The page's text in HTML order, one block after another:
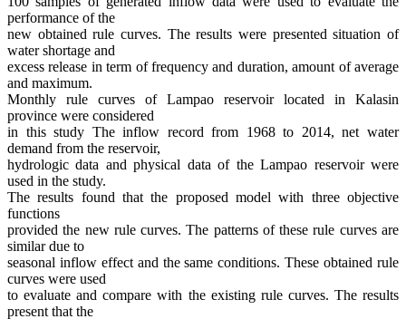
performance of the
new obtained rule curves. The results were presented situation of
water shortage and
excess release in term of frequency and duration, amount of average
and maximum.
Monthly rule curves of Lampao reservoir located in Kalasin
province were considered
in this study The inflow record from 1968 to 2014, net water
demand from the reservoir,
hydrologic data and physical data of the Lampao reservoir were
used in the study.
The results found that the proposed model with three objective
functions
provided the new rule curves. The patterns of these rule curves are
similar due to
seasonal inflow effect and the same conditions. These obtained rule
curves were used
to evaluate and compare with the existing rule curves. The results
present that the